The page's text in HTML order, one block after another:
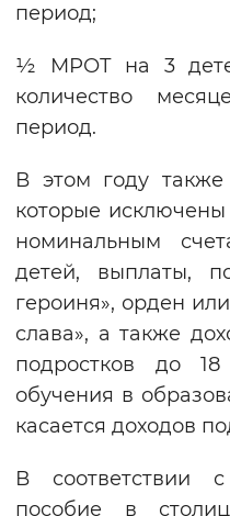
период;
½ МРОТ на 3
количество
период.
В этом году
которые
номинальным
детей, выплаты,
героиня», орден
слава», а также
подростков до
обучения в
касается доходов
В соответствии с
пособие в